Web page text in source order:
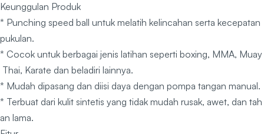
Keunggulan Produk
* Punching speed ball untuk melatih kelincahan serta kecepatan
pukulan.
* Cocok untuk berbagai jenis latihan seperti boxing, MMA, Muay
Thai, Karate dan beladiri lainnya.
* Mudah dipasang dan diisi daya dengan pompa tangan manual.
* Terbuat dari kulit sintetis yang tidak mudah rusak, awet, dan tah
an lama.